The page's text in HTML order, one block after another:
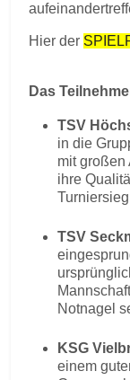
Hier der
Das
TSV
in die
mit großen
ihre
TSV
Notnagel
KSG
einem